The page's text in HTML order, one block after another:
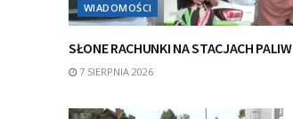
WIADOMOŚCI
SŁONE RACHUNKI NA STACJACH PALIW
7 SIERPNIA 2026